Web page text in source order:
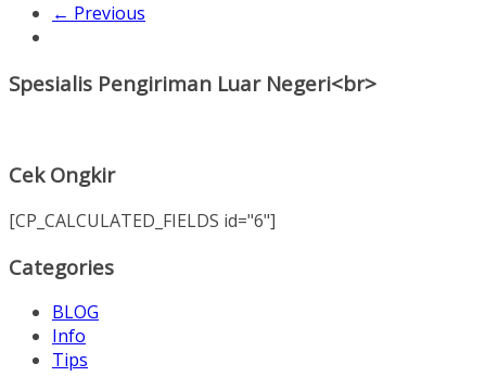
← Previous
Spesialis Pengiriman Luar Negeri<br>
Cek Ongkir
[CP_CALCULATED_FIELDS id="6"]
Categories
BLOG
Info
Tips